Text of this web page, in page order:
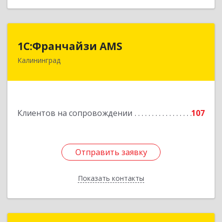
1С:Франчайзи AMS
Калининград
Клиентов на сопровождении 107
Отправить заявку
Показать контакты
238325, Калининградская обл, Гурьевский р-н,
Отправить заявку
Назад